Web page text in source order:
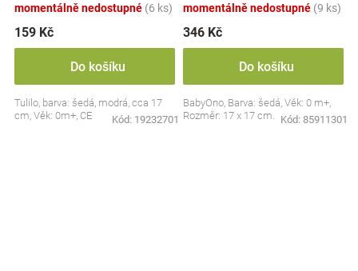
momentálně nedostupné (6 ks)
159 Kč
Do košíku
Tulilo, barva: šedá, modrá, cca 17
cm, Věk: 0m+, CE
Kód: 19232701
momentálně nedostupné (9 ks)
346 Kč
Do košíku
BabyOno, Barva: šedá, Věk: 0 m+,
Rozměr: 17 x 17 cm.
Kód: 85911301